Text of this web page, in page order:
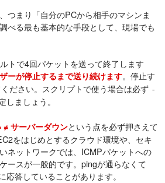
つまり「自分のPCから相手のマシンま
べる最も基本的な手段として、現場でも
トで4回パケットを送って終了します
ーが停止するまで送り続けます。停止す
ださい。スクリプトで使う場合は必ず -
ましょう。
≠ サーバーダウンという点を必ず押さえて
をはじめとするクラウド環境や、セキ
ネットワークでは、ICMPパケットへの
ースが一般的です。pingが通らなくて
答していることがあります。